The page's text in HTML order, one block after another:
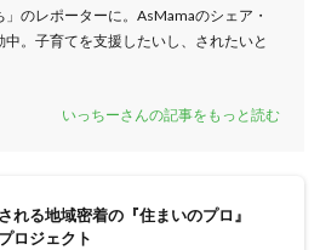
のレポーターに。AsMamaのシェア・
。子育てを支援したいし、されたいと
いっちーさんの記事をもっと読む
れる地域密着の『住まいのプロ』
ロジェクト